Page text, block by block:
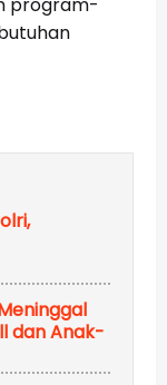
program-
dan Anak-